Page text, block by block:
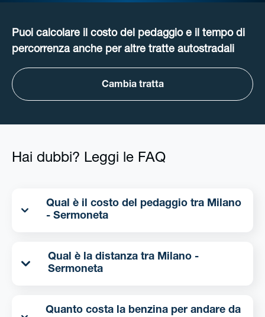
Puoi calcolare il costo del pedaggio e il tempo di
percorrenza anche per altre tratte autostradali
Cambia tratta
Hai dubbi? Leggi le FAQ
Qual è il costo del pedaggio tra Milano
- Sermoneta
Qual è la distanza tra Milano -
Sermoneta
Quanto costa la benzina per andare da